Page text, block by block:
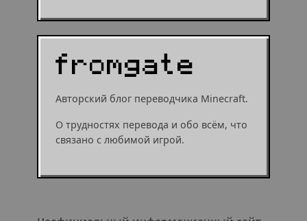
Авторский блог переводчика Minecraft.
О трудностях перевода и обо всём, что
связано с любимой игрой.